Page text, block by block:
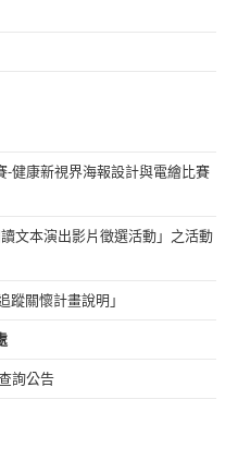
-健康新視界海報設計與電繪比賽
文本演出影片徵選活動」之活動
關懷計畫說明」
詢公告